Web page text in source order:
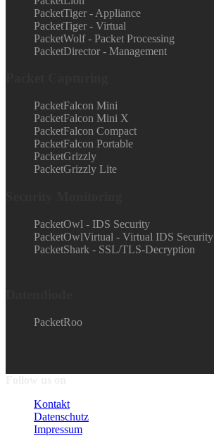
PacketTiger - Appliance
PacketTiger - Virtual
PacketWolf - Packet Processing
PacketDirector - Management
PacketFalcon Mini
PacketFalcon Mini X
PacketFalcon Compact
PacketFalcon Portable
PacketGrizzly
PacketGrizzly Lite
PacketOwl - IDS Security
PacketOwlVirtual - Virtual IDS Security
PacketShark - SSL/TLS-Decryption
PacketRoo
Kontakt
Datenschutz
Impressum